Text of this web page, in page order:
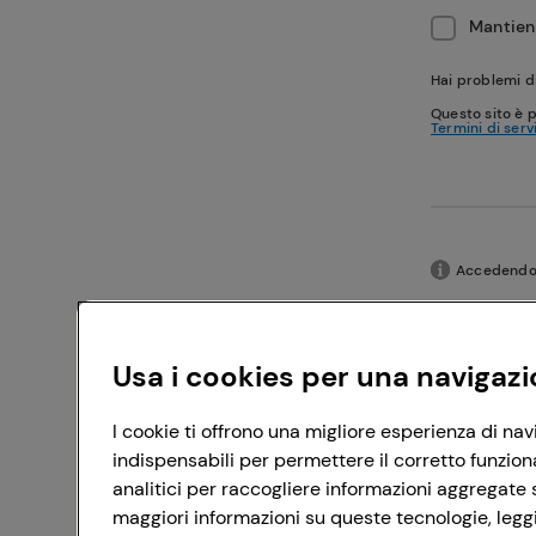
Hai problemi
Questo sito è
Termini di
Usa i cookies per una
I cookie ti offrono una migliore esperienza di
indispensabili per permettere il corretto
analitici per raccogliere informazioni aggregate
maggiori informazioni su queste tecnologie,